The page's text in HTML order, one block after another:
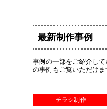
最新制作事例
事例の一部をご紹介して
の事例もご覧いただけま
チラシ制作